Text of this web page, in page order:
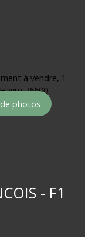
photos
- F1